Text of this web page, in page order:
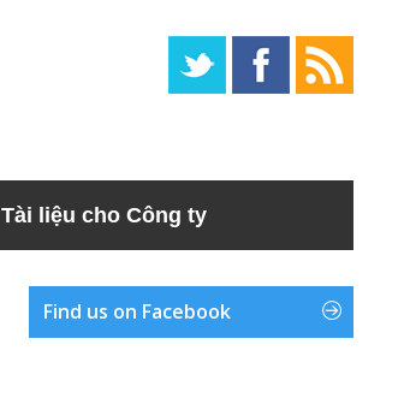
Tài liệu cho Công ty
Find us on Facebook